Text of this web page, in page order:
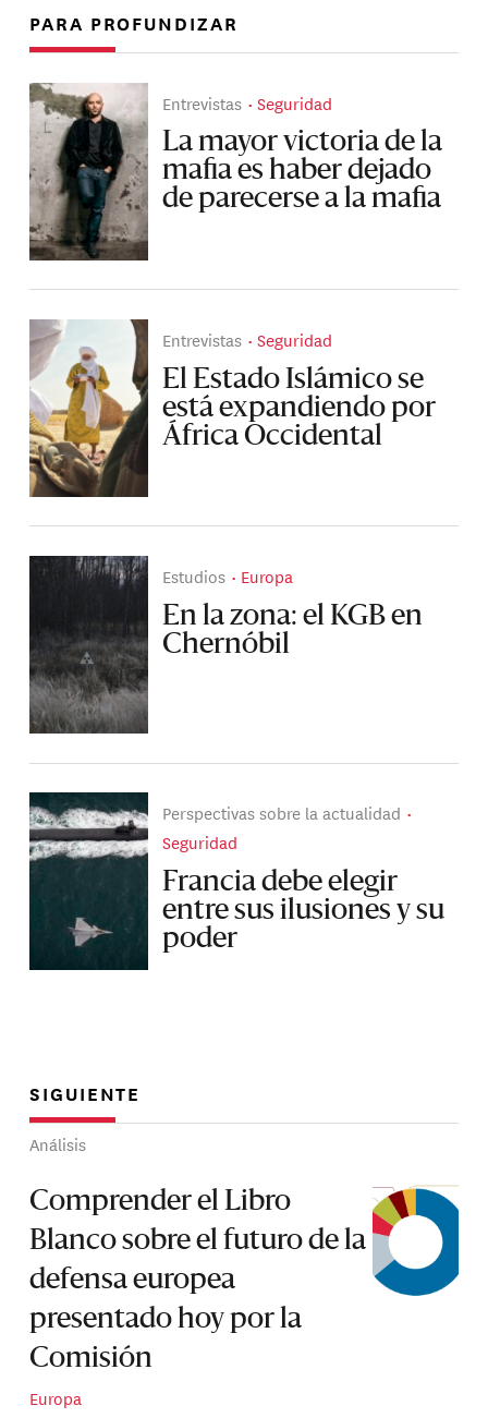
PARA PROFUNDIZAR
Entrevistas Seguridad
La mayor victoria de la
mafia es haber dejado
de parecerse a la mafia
Entrevistas Seguridad
El Estado Islámico se
está expandiendo por
África Occidental
Estudios Europa
En la zona: el KGB en
Chernóbil
Perspectivas sobre la actualidad
Seguridad
Francia debe elegir
entre sus ilusiones y su
poder
SIGUIENTE
Análisis
Comprender el Libro
Blanco sobre el futuro de la
defensa europea
presentado hoy por la
Comisión
Europa